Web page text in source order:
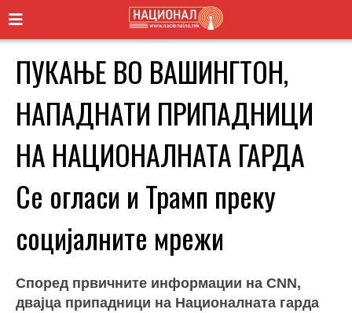
ПУКАЊЕ ВО ВАШИНГТОН,
НАПАДНАТИ ПРИПАДНИЦИ
НА НАЦИОНАЛНАТА ГАРДА
Се огласи и Трамп преку
социјалните мрежи
Според првичните информации на CNN,
двајца припадници на Националната гарда